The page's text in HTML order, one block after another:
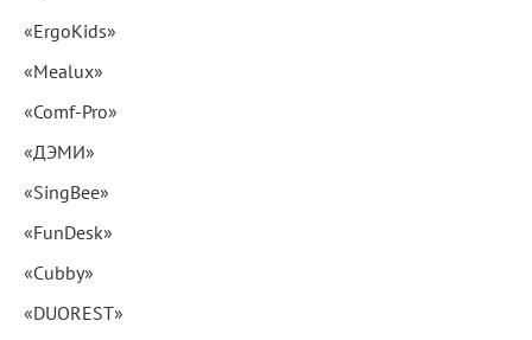
«ErgoKids»
«Mealux»
«Comf-Pro»
«ДЭМИ»
«SingBee»
«FunDesk»
«Cubby»
«DUOREST»